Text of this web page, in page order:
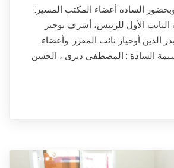
السادة أعضاء المكتب المسير:
الأول للرئيس، أشرف بوجير
الدين أوخيار نائب المقرر. وأعضاء
السادة : المصطفى ديرى ، الحسن